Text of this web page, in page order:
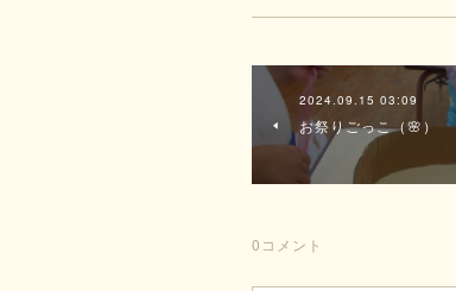
2024.09.15 03:09
お祭りごっこ（🌸）
0 コメント